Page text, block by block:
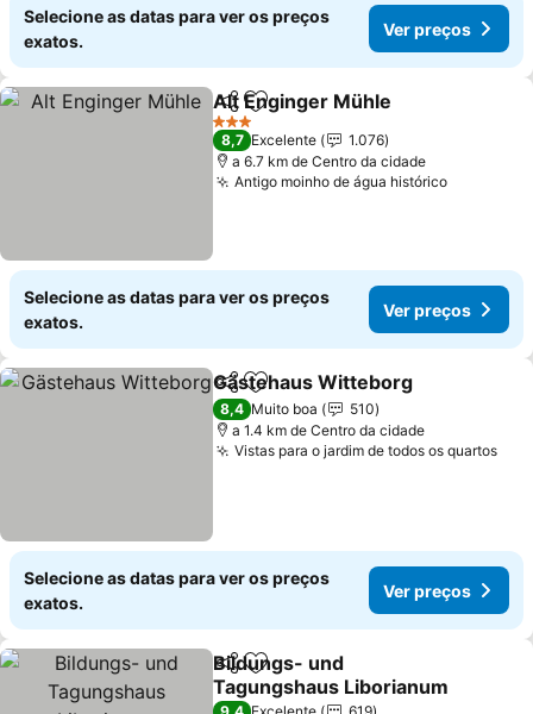
Selecione as datas para ver os preços
exatos.
Ver preços
PartilharAdicionar aos favoritos
Alt Enginger Mühle
3 Estrelas
8,7 Excelente
1.076
a 6.7 km de Centro da cidade
Antigo moinho de água histórico
Selecione as datas para ver os preços
exatos.
Ver preços
PartilharAdicionar aos favoritos
Gästehaus Witteborg
8,4 Muito boa
510
a 1.4 km de Centro da cidade
Vistas para o jardim de todos os quartos
Selecione as datas para ver os preços
exatos.
Ver preços
PartilharAdicionar aos favoritos
Bildungs- und
Tagungshaus Liborianum